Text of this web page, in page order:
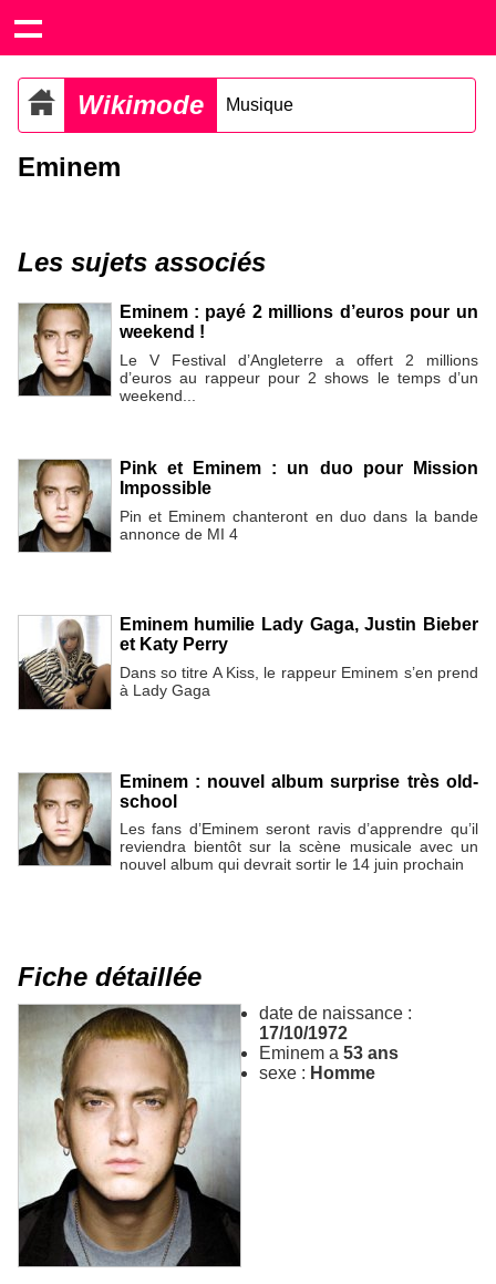
Wikimode Musique
Eminem
Les sujets associés
Eminem : payé 2 millions d’euros pour un
weekend !
Le V Festival d’Angleterre a offert 2 millions
d’euros au rappeur pour 2 shows le temps d’un
weekend...
Pink et Eminem : un duo pour Mission
Impossible
Pin et Eminem chanteront en duo dans la bande
annonce de MI 4
Eminem humilie Lady Gaga, Justin Bieber
et Katy Perry
Dans so titre A Kiss, le rappeur Eminem s’en prend
à Lady Gaga
Eminem : nouvel album surprise très old-
school
Les fans d’Eminem seront ravis d’apprendre qu’il
reviendra bientôt sur la scène musicale avec un
nouvel album qui devrait sortir le 14 juin prochain
Fiche détaillée
date de naissance :
17/10/1972
Eminem a 53 ans
sexe : Homme